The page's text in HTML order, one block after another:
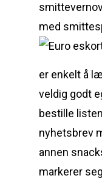
med
er enkelt å
veldig godt
bestille
nyhetsbrev
annen
markerer